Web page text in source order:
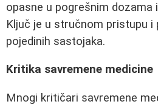
opasne u pogrešnim dozama
Ključ je u stručnom pristupu i
pojedinih sastojaka.
Kritika savremene medicine
Mnogi kritičari savremene